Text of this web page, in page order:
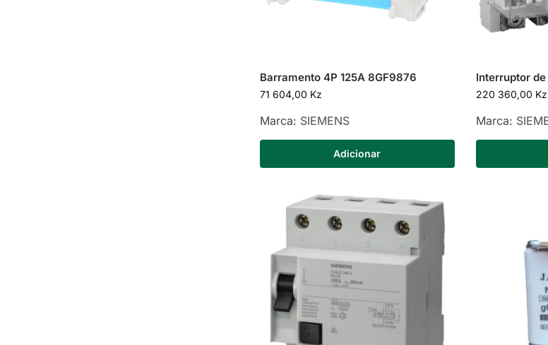
Barramento 4P 125A 8GF9876
71 604,00 Kz
Marca: SIEMENS
Adicionar
Interruptor de
220 360,00 Kz
Marca: